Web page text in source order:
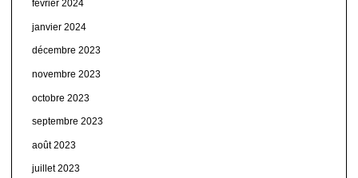
février 2024
janvier 2024
décembre 2023
novembre 2023
octobre 2023
septembre 2023
août 2023
juillet 2023